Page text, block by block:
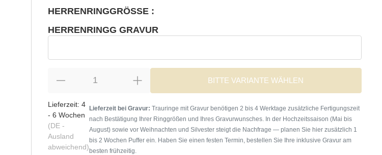
HERRENRINGGRÖSSE :
HERRENRINGG GRAVUR
BITTE VARIANTE WÄHLEN
Lieferzeit: 4
- 6 Wochen
(DE -
Ausland
abweichend)
Lieferzeit bei Gravur: Trauringe mit Gravur benötigen 2 bis 4 Werktage zusätzliche Fertigungszeit
nach Bestätigung Ihrer Ringgrößen und Ihres Gravurwunsches. In der Hochzeitssaison (Mai bis
August) sowie vor Weihnachten und Silvester steigt die Nachfrage — planen Sie hier zusätzlich 1
bis 2 Wochen Puffer ein. Haben Sie einen festen Termin, bestellen Sie Ihre inklusive Gravur am
besten frühzeitig.